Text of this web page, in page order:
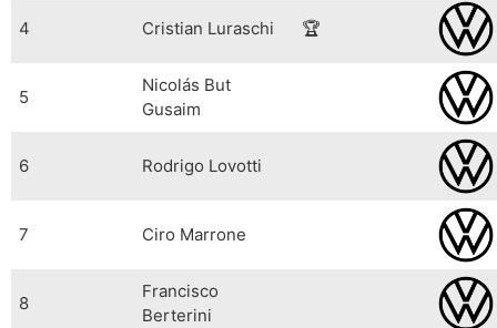
4 Cristian Luraschi 🏆
5
Nicolás But
Gusaim
6 Rodrigo Lovotti
7 Ciro Marrone
8
Francisco
Berterini